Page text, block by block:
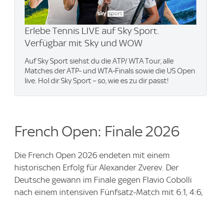
Erlebe Tennis LIVE auf Sky Sport.
Verfügbar mit Sky und WOW
Auf Sky Sport siehst du die ATP/ WTA Tour, alle
Matches der ATP- und WTA-Finals sowie die US Open
live. Hol dir Sky Sport – so, wie es zu dir passt!
French Open: Finale 2026
Die French Open 2026 endeten mit einem
historischen Erfolg für Alexander Zverev. Der
Deutsche gewann im Finale gegen Flavio Cobolli
nach einem intensiven Fünfsatz-Match mit 6:1, 4:6,